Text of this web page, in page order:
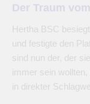
Der Traum
Hertha BSC
und festigte den
sind nun der, der
immer sein
in direkter